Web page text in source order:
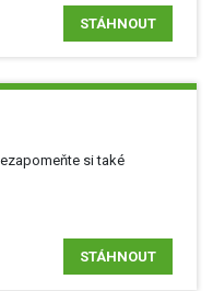
STÁHNOUT
si také
STÁHNOUT